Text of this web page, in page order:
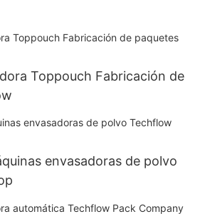
Toppouch Fabricación de
envasadoras de polvo